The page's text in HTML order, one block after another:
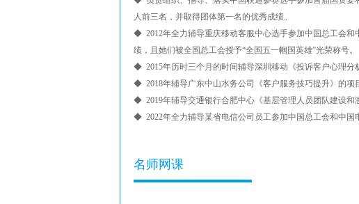
人前三名，并取得团体第一名的优秀成绩。
◆ 2012年全力辅导重庆移动客服中心选手参加中国总工会和
绩，且她们被全国总工会授予“全国五一帼国英雄”光荣称号。
◆ 2015年历时三个月的时间辅导深圳移动《投诉客户心理分
◆ 2018年辅导广东中山水务公司《客户服务技巧提升》的项
◆ 2019年辅导交通银行合肥中心《基层管理人员团队建设和
◆ 2022年全力辅导某省电信公司员工参加中国总工会和中国
名师网课